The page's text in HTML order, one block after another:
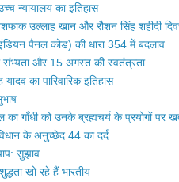
न्यायालय का इतिहास
उल्लाह खान और रौशन सिंह शहीदी
पैनल कोड) की धारा 354 में बदलाव
और 15 अगस्त की स्वतंत्रता
का पारिवारिक इतिहास
का गाँधी को उनके ब्रह्मचर्य के प्रयोगों पर
के अनुच्छेद 44 का दर्द
सुझाव
खो रहे हैं भारतीय